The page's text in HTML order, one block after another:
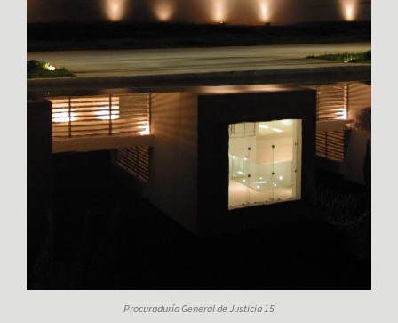
Procuraduría General de Justicia 15